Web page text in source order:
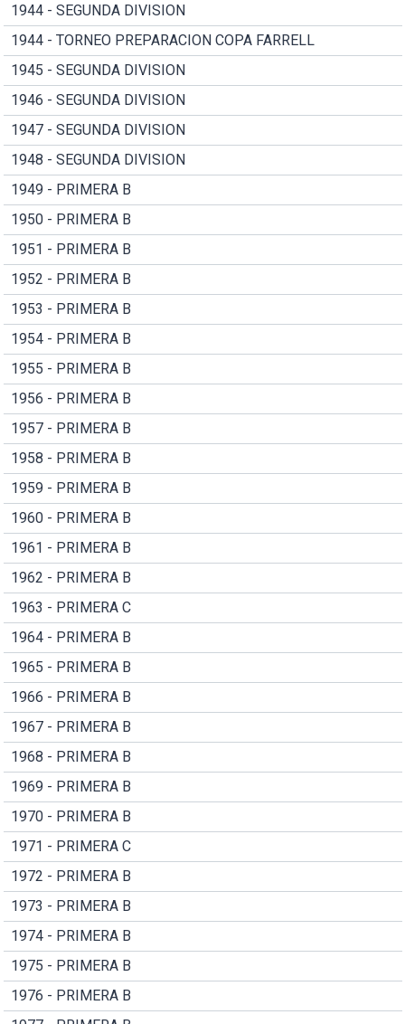
1944 - SEGUNDA DIVISION
1944 - TORNEO PREPARACION COPA FARRELL
1945 - SEGUNDA DIVISION
1946 - SEGUNDA DIVISION
1947 - SEGUNDA DIVISION
1948 - SEGUNDA DIVISION
1949 - PRIMERA B
1950 - PRIMERA B
1951 - PRIMERA B
1952 - PRIMERA B
1953 - PRIMERA B
1954 - PRIMERA B
1955 - PRIMERA B
1956 - PRIMERA B
1957 - PRIMERA B
1958 - PRIMERA B
1959 - PRIMERA B
1960 - PRIMERA B
1961 - PRIMERA B
1962 - PRIMERA B
1963 - PRIMERA C
1964 - PRIMERA B
1965 - PRIMERA B
1966 - PRIMERA B
1967 - PRIMERA B
1968 - PRIMERA B
1969 - PRIMERA B
1970 - PRIMERA B
1971 - PRIMERA C
1972 - PRIMERA B
1973 - PRIMERA B
1974 - PRIMERA B
1975 - PRIMERA B
1976 - PRIMERA B